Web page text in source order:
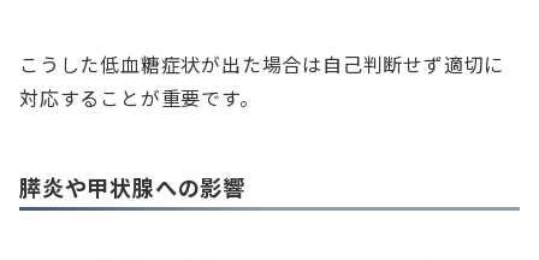
こうした低血糖症状が出た場合は自己判断せず適切に
対応することが重要です。
膵炎や甲状腺への影響